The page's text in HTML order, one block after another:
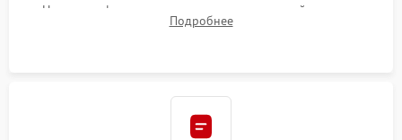
Надежная фиксация хомутов гидравлической системы,
сборка корпуса и установка датчика поплавка.
Подробнее